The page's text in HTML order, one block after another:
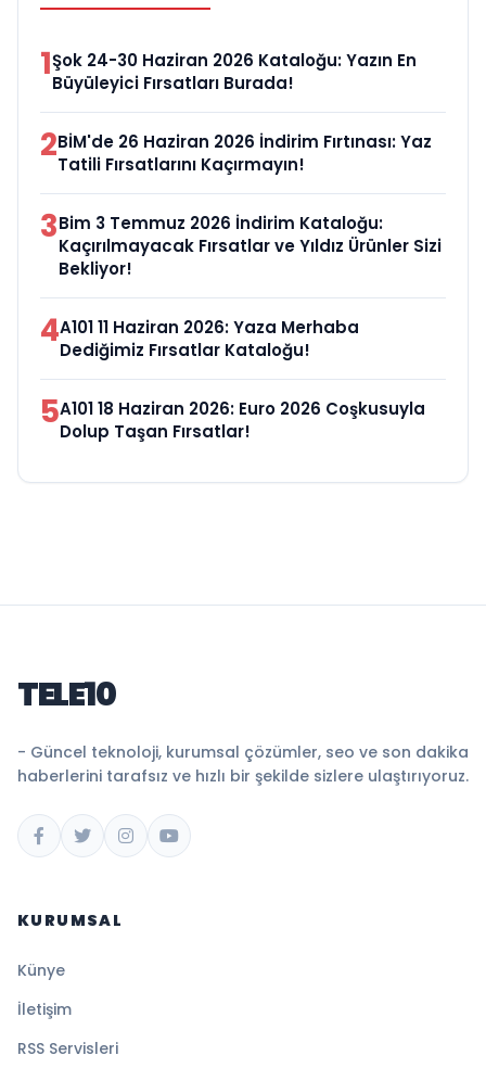
1Şok 24-30 Haziran 2026 Kataloğu: Yazın En
Büyüleyici Fırsatları Burada!
2BİM'de 26 Haziran 2026 İndirim Fırtınası: Yaz
Tatili Fırsatlarını Kaçırmayın!
3Bim 3 Temmuz 2026 İndirim Kataloğu:
Kaçırılmayacak Fırsatlar ve Yıldız Ürünler Sizi
Bekliyor!
4A101 11 Haziran 2026: Yaza Merhaba
Dediğimiz Fırsatlar Kataloğu!
5A101 18 Haziran 2026: Euro 2026 Coşkusuyla
Dolup Taşan Fırsatlar!
TELE10
- Güncel teknoloji, kurumsal çözümler, seo ve son dakika
haberlerini tarafsız ve hızlı bir şekilde sizlere ulaştırıyoruz.
KURUMSAL
Künye
İletişim
RSS Servisleri